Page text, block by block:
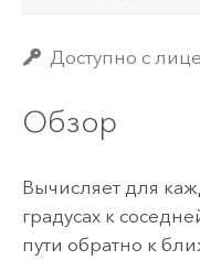
Доступно с
Обзор
Вычисляет для
градусах к
пути обратно к